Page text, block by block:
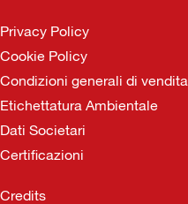
Privacy Policy
Cookie Policy
Condizioni generali di vendita
Etichettatura Ambientale
Dati Societari
Certificazioni
Credits